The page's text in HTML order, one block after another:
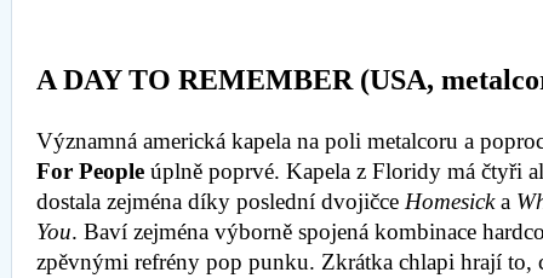
A DAY TO REMEMBER (USA,
Významná americká kapela na poli metalcoru a
For People úplně poprvé. Kapela z Floridy má čtyři
dostala zejména díky poslední dvojičce Homesicka
You. Baví zejména výborně spojená kombinace
zpěvnými refrény pop punku. Zkrátka chlapi hrají to,